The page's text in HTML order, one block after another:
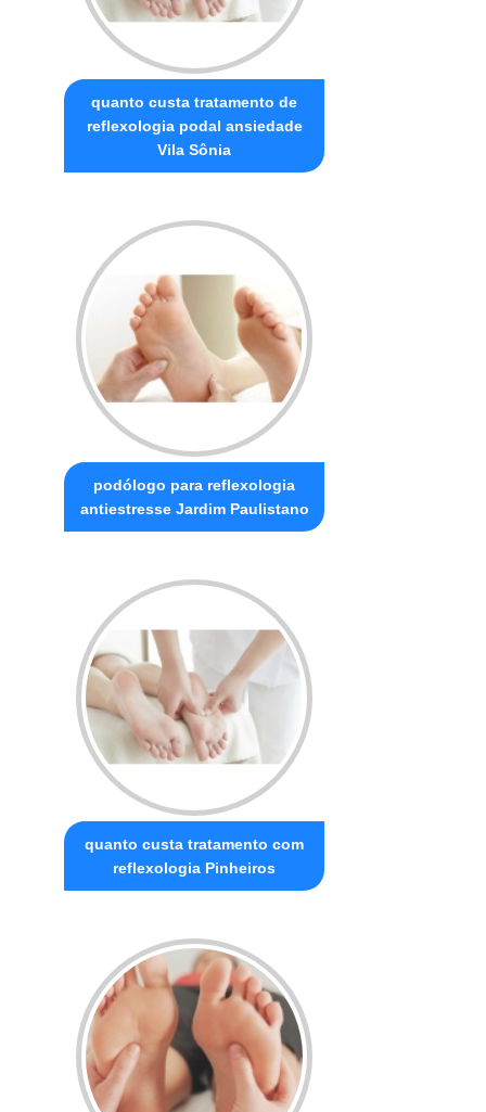
quanto custa tratamento de
reflexologia podal ansiedade
Vila Sônia
podólogo para reflexologia
antiestresse Jardim Paulistano
quanto custa tratamento com
reflexologia Pinheiros